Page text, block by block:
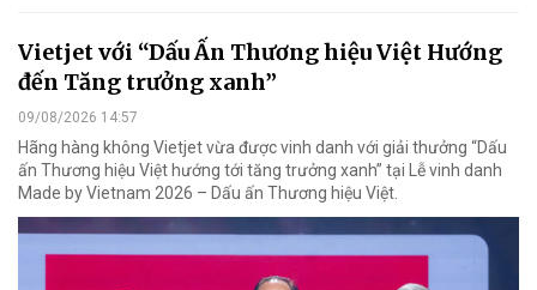
Vietjet với “Dấu Ấn Thương hiệu Việt Hướng
đến Tăng trưởng xanh”
09/08/2026 14:57
Hãng hàng không Vietjet vừa được vinh danh với giải thưởng “Dấu
ấn Thương hiệu Việt hướng tới tăng trưởng xanh” tại Lễ vinh danh
Made by Vietnam 2026 – Dấu ấn Thương hiệu Việt.